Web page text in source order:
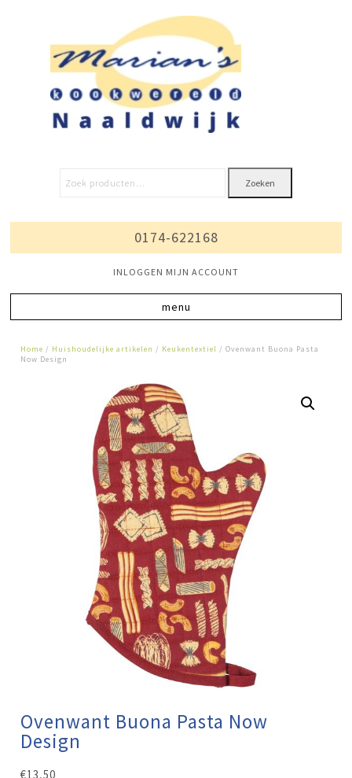
Zoeken
0174-622168
INLOGGEN MIJN ACCOUNT
Home / Huishoudelijke artikelen / Keukentextiel / Ovenwant Buona Pasta
Now Design
Ovenwant Buona Pasta Now
Design
€13,50